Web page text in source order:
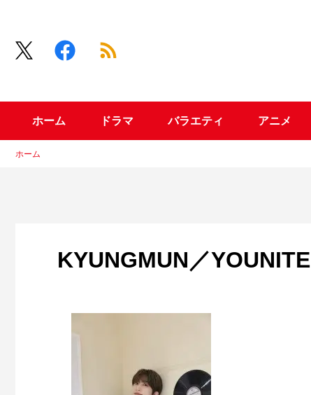
ホーム ドラマ バラエティ アニメ
ホーム
KYUNGMUN／YOUNITE